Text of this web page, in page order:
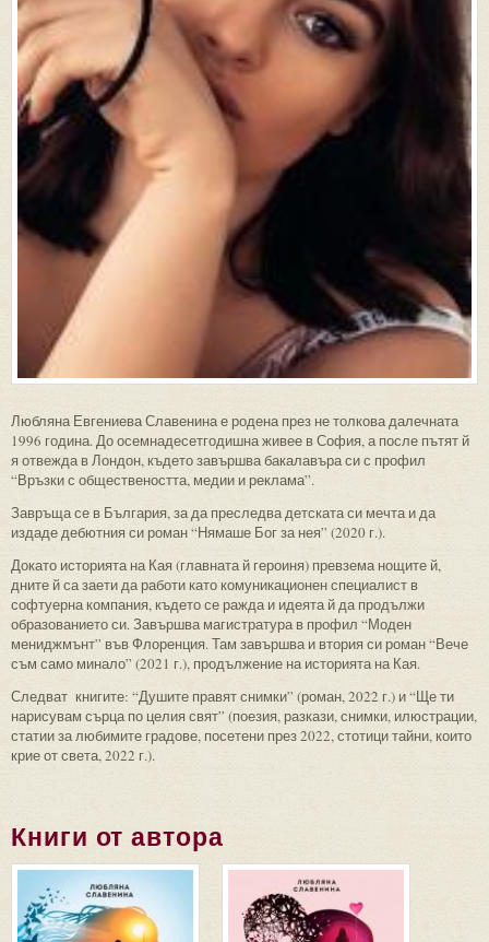
Любляна Евгениева Славенина е родена през не толкова далечната
1996 година. До осемнадесетгодишна живее в София, а после пътят й
я отвежда в Лондон, където завършва бакалавъра си с профил
“Връзки с обществеността, медии и реклама”.
Завръща се в България, за да преследва детската си мечта и да
издаде дебютния си роман “Нямаше Бог за нея” (2020 г.).
Докато историята на Кая (главната й героиня) превзема нощите й,
дните й са заети да работи като комуникационен специалист в
софтуерна компания, където се ражда и идеята й да продължи
образованието си. Завършва магистратура в профил “Моден
мениджмънт” във Флоренция. Там завършва и втория си роман “Вече
съм само минало” (2021 г.), продължение на историята на Кая.
Следват книгите: “Душите правят снимки” (роман, 2022 г.) и “Ще ти
нарисувам сърца по целия свят” (поезия, разкази, снимки, илюстрации,
статии за любимите градове, посетени през 2022, стотици тайни, които
крие от света, 2022 г.).
Книги от автора